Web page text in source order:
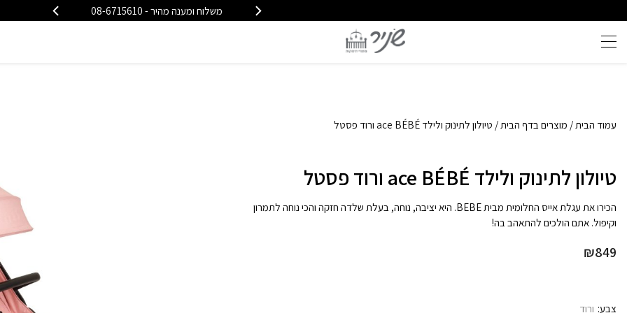
משלוח חינם בקניה מעל (למעט ריהוט)
עמוד הבית/ מוצרים בדף הבית/ טיולון לתינוק ולילד ace BÉBÉ ורוד פסטל
טיולון לתינוק ולילד ace BÉBÉ ורוד פסטל
הכירו את עגלת אייס החלומית מבית BEBE. היא יציבה, נוחה, בעלת שלדה חזקה והכי נוחה לתמרון
וקיפול. אתם הולכים להתאהב בה!
₪849
צבע ורוד